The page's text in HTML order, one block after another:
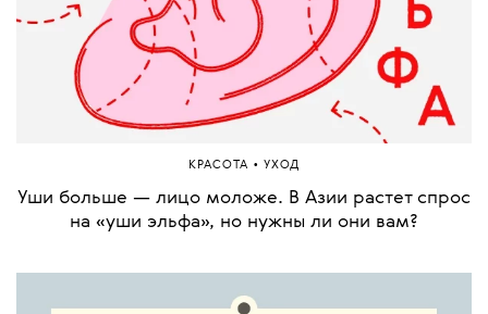
КРАСОТА • УХОД
Уши больше — лицо моложе. В Азии растет спрос
на «уши эльфа», но нужны ли они вам?